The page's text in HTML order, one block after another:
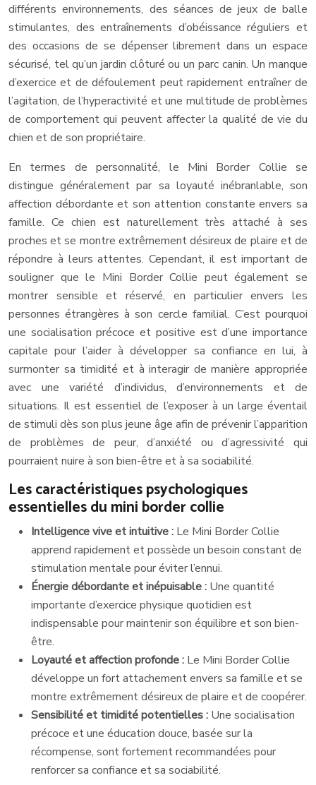
différents environnements, des séances de jeux de balle
stimulantes, des entraînements d’obéissance réguliers et
des occasions de se dépenser librement dans un espace
sécurisé, tel qu’un jardin clôturé ou un parc canin. Un manque
d’exercice et de défoulement peut rapidement entraîner de
l’agitation, de l’hyperactivité et une multitude de problèmes
de comportement qui peuvent affecter la qualité de vie du
chien et de son propriétaire.
En termes de personnalité, le Mini Border Collie se
distingue généralement par sa loyauté inébranlable, son
affection débordante et son attention constante envers sa
famille. Ce chien est naturellement très attaché à ses
proches et se montre extrêmement désireux de plaire et de
répondre à leurs attentes. Cependant, il est important de
souligner que le Mini Border Collie peut également se
montrer sensible et réservé, en particulier envers les
personnes étrangères à son cercle familial. C’est pourquoi
une socialisation précoce et positive est d’une importance
capitale pour l’aider à développer sa confiance en lui, à
surmonter sa timidité et à interagir de manière appropriée
avec une variété d’individus, d’environnements et de
situations. Il est essentiel de l’exposer à un large éventail
de stimuli dès son plus jeune âge afin de prévenir l’apparition
de problèmes de peur, d’anxiété ou d’agressivité qui
pourraient nuire à son bien-être et à sa sociabilité.
Les caractéristiques psychologiques
essentielles du mini border collie
Intelligence vive et intuitive : Le Mini Border Collie
apprend rapidement et possède un besoin constant de
stimulation mentale pour éviter l’ennui.
Énergie débordante et inépuisable : Une quantité
importante d’exercice physique quotidien est
indispensable pour maintenir son équilibre et son bien-
être.
Loyauté et affection profonde : Le Mini Border Collie
développe un fort attachement envers sa famille et se
montre extrêmement désireux de plaire et de coopérer.
Sensibilité et timidité potentielles : Une socialisation
précoce et une éducation douce, basée sur la
récompense, sont fortement recommandées pour
renforcer sa confiance et sa sociabilité.